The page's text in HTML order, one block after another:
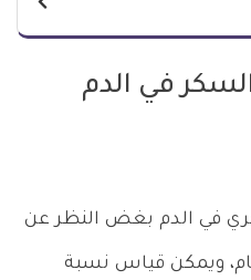
في الدم
في الدم بغض النظر عن
ويمكن قياس نسبة